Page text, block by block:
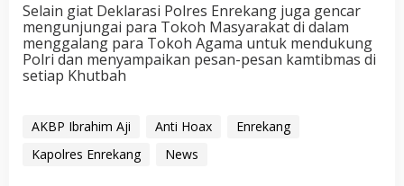
Selain giat Deklarasi Polres Enrekang juga gencar
mengunjungai para Tokoh Masyarakat di dalam
menggalang para Tokoh Agama untuk mendukung
Polri dan menyampaikan pesan-pesan kamtibmas di
setiap Khutbah
AKBP Ibrahim Aji Anti Hoax
Enrekang
Kapolres Enrekang
News